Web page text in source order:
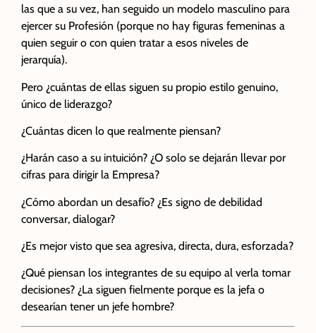
las que a su vez, han seguido un modelo masculino para
ejercer su Profesión (porque no hay figuras femeninas a
quien seguir o con quien tratar a esos niveles de
jerarquía).
Pero ¿cuántas de ellas siguen su propio estilo genuino,
único de liderazgo?
¿Cuántas dicen lo que realmente piensan?
¿Harán caso a su intuición? ¿O solo se dejarán llevar por
cifras para dirigir la Empresa?
¿Cómo abordan un desafío? ¿Es signo de debilidad
conversar, dialogar?
¿Es mejor visto que sea agresiva, directa, dura, esforzada?
¿Qué piensan los integrantes de su equipo al verla tomar
decisiones? ¿La siguen fielmente porque es la jefa o
desearían tener un jefe hombre?